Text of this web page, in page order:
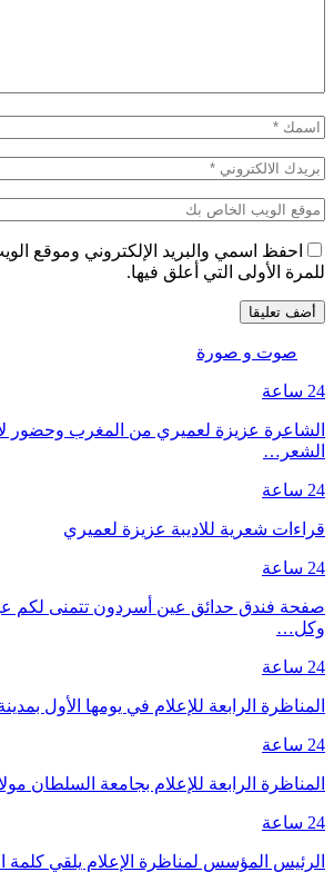
احفظ اسمي والبريد الإلكتروني وموقع
للمرة الأولى التي أعلق فيها.
صوت و صورة
24 ساعة
الشاعرة عزيزة لعميري من المغرب وحضور
الشعر…
24 ساعة
قراءات شعرية للاديبة عزيزة لعميري
24 ساعة
صفحة فندق حدائق عين أسردون تتمنى لكم
وكل…
24 ساعة
المناظرة الرابعة للإعلام في يومها الأول
24 ساعة
المناظرة الرابعة للإعلام بجامعة السلطان
24 ساعة
الرئيس المؤسس لمناظرة الإعلام يلقي كلمة